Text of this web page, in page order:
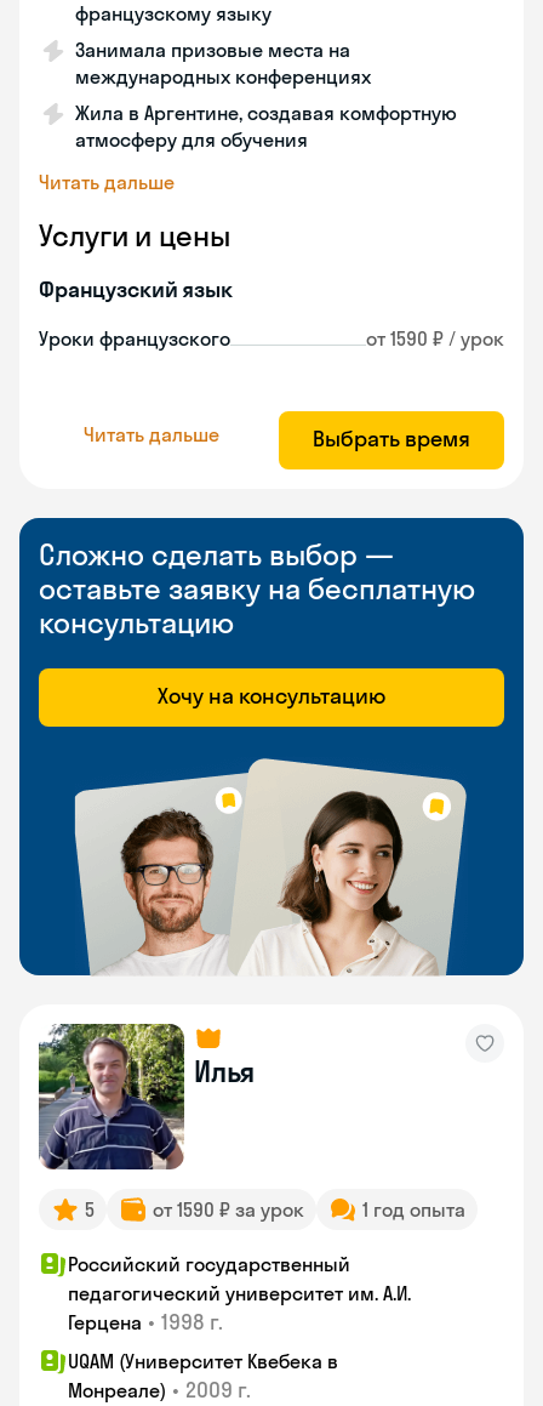
французскому языку
Занимала призовые места на
международных конференциях
Жила в Аргентине, создавая комфортную
атмосферу для обучения
Читать дальше
Услуги и цены
Французский язык
Уроки французского от 1590 ₽ / урок
Читать дальше Выбрать время
Сложно сделать выбор —
оставьте заявку на бесплатную
консультацию
Хочу на консультацию
Илья
5 от 1590 ₽ за урок 1 год опыта
Российский государственный
педагогический университет им. А.И.
Герцена • 1998 г.
UQAM (Университет Квебека в
Монреале) • 2009 г.